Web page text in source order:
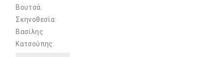
Βουτσά.
Σκηνοθεσία:
Βασίλης
Κατσούπης.